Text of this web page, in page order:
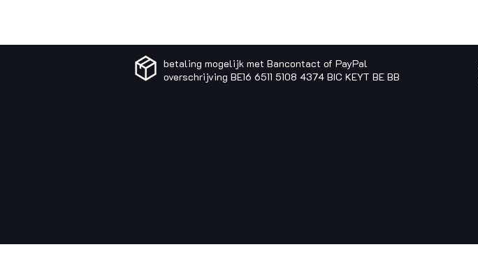
betaling mogelijk met Bancontact of PayPal
overschrijving BE16 6511 5108 4374 BIC KEYT BE BB